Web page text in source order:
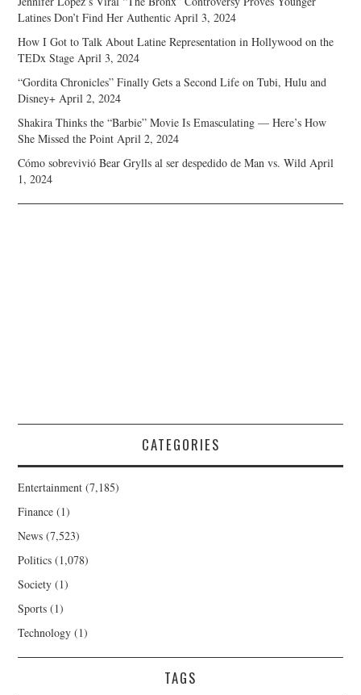
Latines Don’t Find Her Authentic April 3, 2024
How I Got to Talk About Latine Representation in Hollywood on the
TEDx Stage April 3, 2024
“Gordita Chronicles” Finally Gets a Second Life on Tubi, Hulu and
Disney+ April 2, 2024
Shakira Thinks the “Barbie” Movie Is Emasculating — Here’s How
She Missed the Point April 2, 2024
Cómo sobrevivió Bear Grylls al ser despedido de Man vs. Wild April
1, 2024
CATEGORIES
Entertainment (7,185)
Finance (1)
News (7,523)
Politics (1,078)
Society (1)
Sports (1)
Technology (1)
TAGS